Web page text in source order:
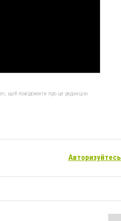
щоб повідомити про це редакцію
Авторизуйтесь